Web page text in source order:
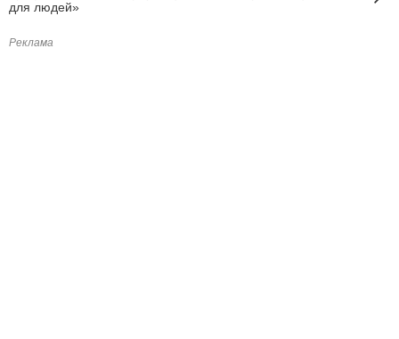
для людей»
Реклама